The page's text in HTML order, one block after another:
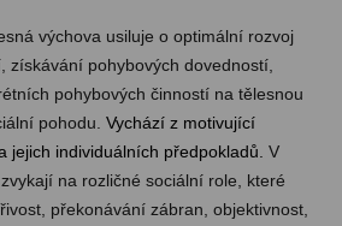
výchova usiluje o optimální rozvoj
získávání pohybových dovedností,
pohybových činností na tělesnou
pohodu. Vychází z motivující
jejich individuálních předpokladů. V
na rozličné sociální role, které
překonávání zábran, objektivnost,